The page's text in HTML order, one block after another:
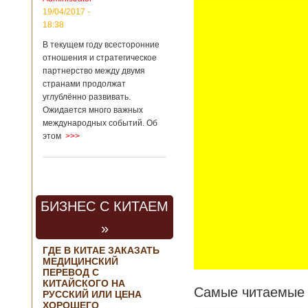
контракта на
разработку
вертолета. Такое
заявление сделала
региональной
политике и
международному
сотрудничеству
государственной
корпорации
Кладов
аэрокосмической
выставки Aero
Бангалоре в
Индии. Контракт
между Китаем и
Россией на
разработку,
Подробнее...
19/04/2017 -
18:38
В текущем году всесторонние
отношения и стратегическое
партнерство между двумя
странами продолжат
углублённо развивать.
Ожидается много важных
международных событий. Об
этом >>>
БИЗНЕС С КИТАЕМ
»
ГДЕ В КИТАЕ ЗАКАЗАТЬ
МЕДИЦИНСКИЙ
ПЕРЕВОД С
КИТАЙСКОГО НА
РУССКИЙ ИЛИ ЦЕНА
ХОРОШЕГО
Самые читаемые